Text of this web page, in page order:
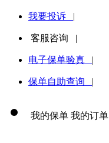
我要投诉 |
客服咨询 |
电子保单验真 |
保单自助查询 |
我的保单 我的订单